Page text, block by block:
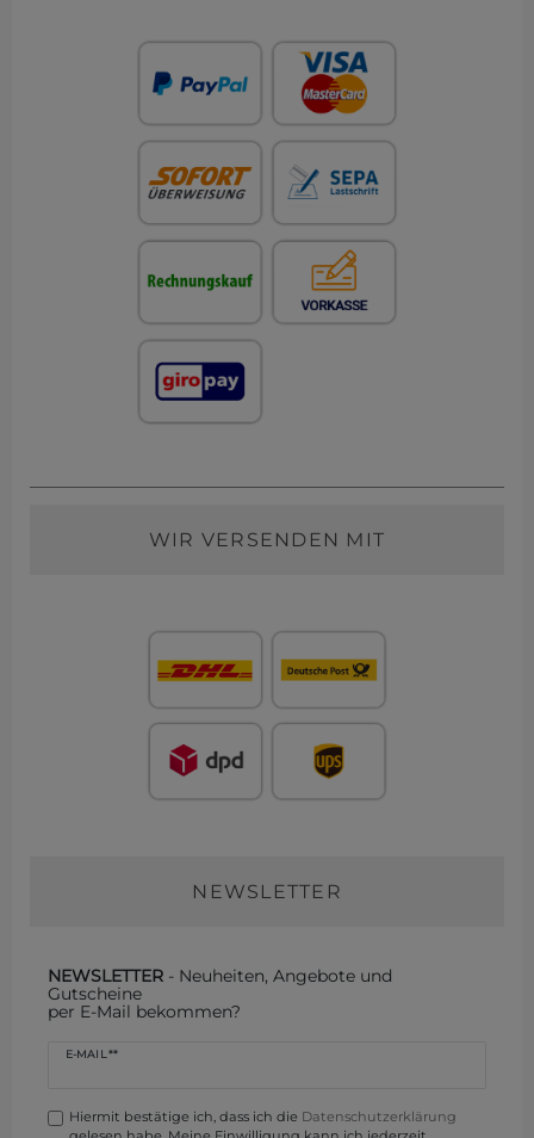
WIR VERSENDEN MIT
NEWSLETTER
NEWSLETTER - Neuheiten, Angebote und
Gutscheine
per E-Mail bekommen?
E-MAIL **
Newsletter
Hiermit bestätige ich, dass ich die Daten­schutz­erklärung